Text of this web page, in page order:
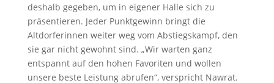
deshalb gegeben, um in eigener Halle sich zu
präsentieren. Jeder Punktgewinn bringt die
Altdorferinnen weiter weg vom Abstiegskampf, den
sie gar nicht gewohnt sind. „Wir warten ganz
entspannt auf den hohen Favoriten und wollen
unsere beste Leistung abrufen“, verspricht Nawrat.